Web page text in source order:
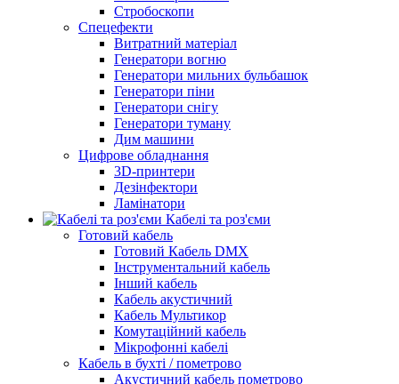
Стробоскопи
Спецефекти
Витратний матеріал
Генератори вогню
Генератори мильних бульбашок
Генератори піни
Генератори снігу
Генератори туману
Дим машини
Цифрове обладнання
3D-принтери
Дезінфектори
Ламінатори
Кабелі та роз'єми
Готовий кабель
Готовий Кабель DMX
Інструментальний кабель
Інший кабель
Кабель акустичний
Кабель Мультикор
Комутаційний кабель
Мікрофонні кабелі
Кабель в бухті / пометрово
Акустичний кабель пометрово